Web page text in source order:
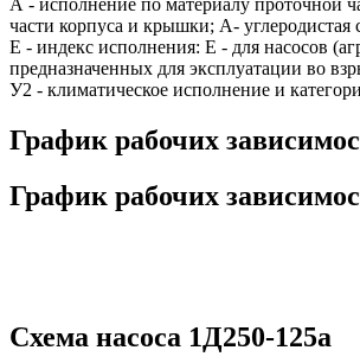
А - исполнение по материалу проточной
части корпуса и крышки; А- углеродистая
Е - индекс исполнения: Е - для насосов
предназначенных для эксплуатации во
У2 - климатическое исполнение и
График рабочих
График рабочих
Схема насоса 1Д250-125а